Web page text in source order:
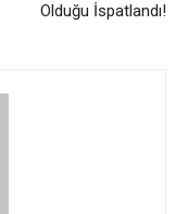
Olduğu İspatlandı!